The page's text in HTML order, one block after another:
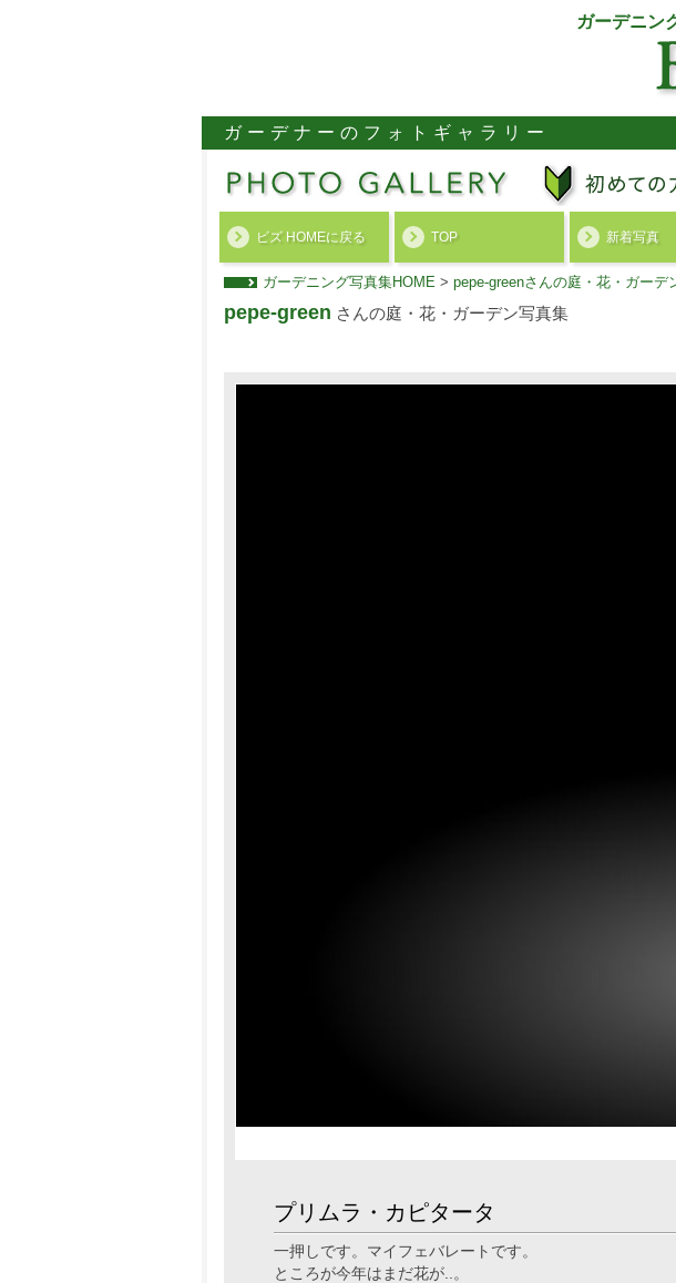
ガーデニン
ガーデナーのフォトギャラリー
ビズ HOMEに戻る TOP 新着写真
ガーデニング写真集HOME > pepe-greenさんの庭・花・ガーデ
pepe-green さんの庭・花・ガーデン写真集
プリムラ・カピタータ
一押しです。マイフェバレートです。
ところが今年はまだ花が..。